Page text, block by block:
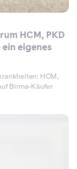
HCM, PKD
eigenes
HCM,
Birma-Käufer